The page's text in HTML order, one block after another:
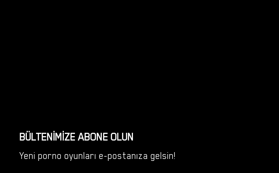
Belki bu karmaşık oyun sayesinde gücün zirvesine
hapishanede
BÜLTENIMIZE ABONE OLUN
Yeni porno oyunları e-postanıza gelsin!